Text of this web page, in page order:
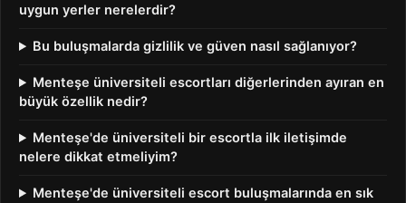
uygun yerler nerelerdir?
Bu buluşmalarda gizlilik ve güven nasıl sağlanıyor?
Menteşe üniversiteli escortları diğerlerinden ayıran en
büyük özellik nedir?
Menteşe'de üniversiteli bir escortla ilk iletişimde
nelere dikkat etmeliyim?
Menteşe'de üniversiteli escort buluşmalarında en sık